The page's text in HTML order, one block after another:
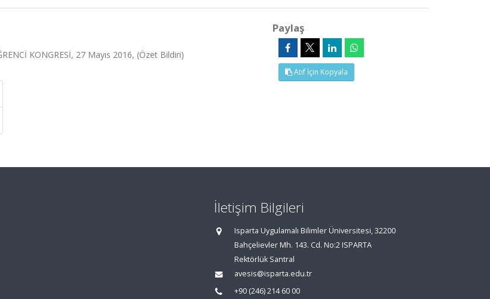
KONGRESİ, 27 Mayıs 2016, (Özet Bildiri)
Paylaş
Atıf İçin Kopyala
İletişim Bilgileri
Isparta Uygulamalı Bilimler Üniversitesi, 32200
Bahçelievler Mh. 143. Cd. No:2 ISPARTA
Rektörlük Santral
avesis@isparta.edu.tr
+90 (246) 214 60 00